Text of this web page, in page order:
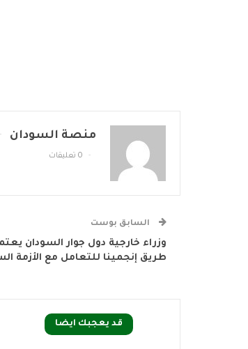
منصة السودان
0 تعليقات
السابق بوست
وزراء خارجية دول جوار السودان
طريق إنجمينا للتعامل مع الأزمة
قد يعجبك ايضا